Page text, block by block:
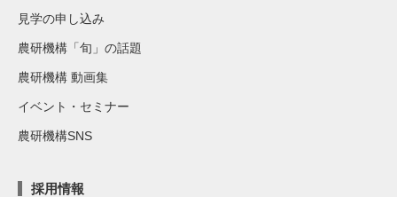
見学の申し込み
農研機構「旬」の話題
農研機構 動画集
イベント・セミナー
農研機構SNS
採用情報